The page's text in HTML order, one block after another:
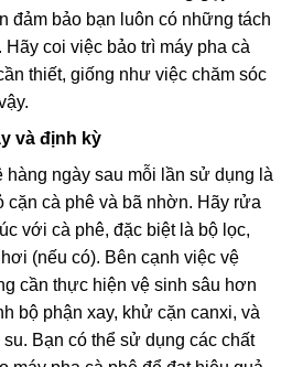
đảm bảo bạn luôn có những tách
coi việc bảo trì máy pha cà
thiết, giống như việc chăm sóc
và định kỳ
hàng ngày sau mỗi lần sử dụng là
cặn cà phê và bã nhờn. Hãy rửa
với cà phê, đặc biệt là bộ lọc,
(nếu có). Bên cạnh việc vệ
cần thực hiện vệ sinh sâu hơn
bộ phận xay, khử cặn canxi, và
Bạn có thể sử dụng các chất